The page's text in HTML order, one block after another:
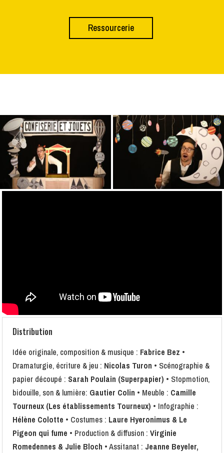
Ressourcerie
Distribution
Idée originale, composition & musique : Fabrice Bez •
Dramaturgie, écriture & jeu : Nicolas Turon • Scénographie &
papier découpé : Sarah Poulain (Superpapier) • Stopmotion,
bidouille, son & lumière: Gautier Colin • Meuble : Camille
Tourneux (Les établissements Tourneux) • Infographie :
Hélène Colotte • Costumes : Laure Hyeronimus & Le
Pigeon qui fume • Production & diffusion : Virginie
Romedennes & Julie Bloch • Assitanat : Jeanne Beyeler,